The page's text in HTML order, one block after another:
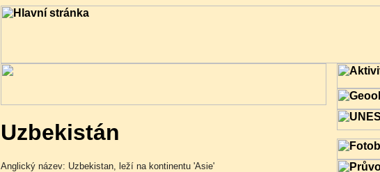
Uzbekistán
Anglický název: Uzbekistan, leží na kontinentu 'Asie'